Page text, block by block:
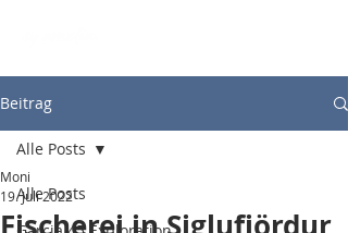
Beitrag
Alle Posts
Alle Posts
Moni
19. Juli 2022